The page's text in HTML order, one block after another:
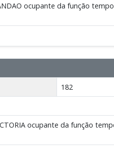
ocupante da função
182
ocupante da função